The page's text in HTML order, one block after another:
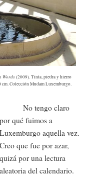
Words(2009). Tinta, piedra y hierro
Colección Mudam Luxemburgo.
No tengo claro
por qué fuimos a
Luxemburgo aquella vez.
Creo que fue por azar,
quizá por una lectura
aleatoria del calendario.